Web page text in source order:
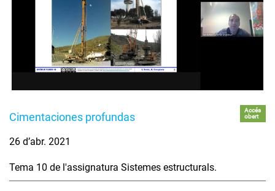
Cimentaciones profundas
Accés
obert
26 d’abr. 2021
Tema 10 de l'assignatura Sistemes estructurals.